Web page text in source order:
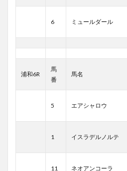
6 ミュールダール
浦和6R
馬
番
馬名
5 エアシャロウ
1 イスラデルノルテ
11 ネオアンコーラ